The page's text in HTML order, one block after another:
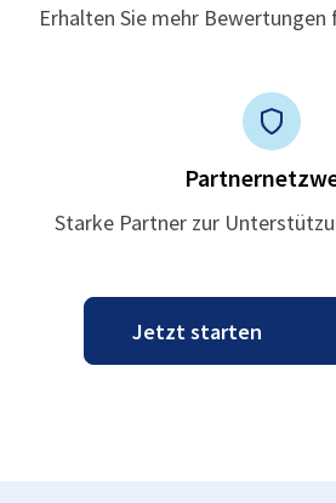
Erhalten Sie mehr
Starke Partner zur